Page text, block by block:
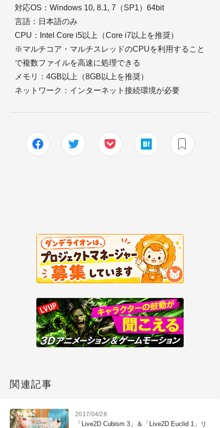
対応OS：Windows 10, 8.1, 7（SP1）64bit
言語：日本語のみ
CPU：Intel Core i5以上（Core i7以上を推奨）
※マルチコア・マルチスレッドのCPUを利用すること
で複数ファイルを高速に処理できる
メモリ：4GB以上（8GB以上を推奨）
ネットワーク：インターネット接続環境が必要
関連記事
2017/04/28
「Live2D Cubism 3」＆「Live2D Euclid 1」リ